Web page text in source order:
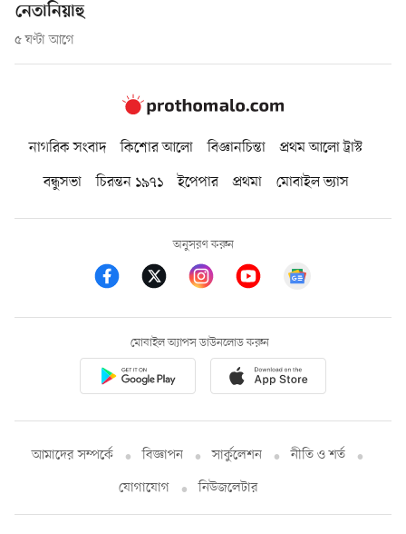
নেতানিয়াহু
৫ ঘণ্টা আগে
নাগরিক সংবাদ কিশোর আলো বিজ্ঞানচিন্তা
প্রথম আলো ট্রাস্ট
বন্ধুসভা
চিরন্তন ১৯৭১ ইপেপার প্রথমা মোবাইল ভ্যাস
অনুসরণ করুন
মোবাইল অ্যাপস ডাউনলোড করুন
আমাদের সম্পর্কে বিজ্ঞাপন সার্কুলেশন
নীতি ও শর্ত
যোগাযোগ
নিউজলেটার